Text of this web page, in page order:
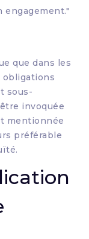
engagement."
que dans les
obligations
sous-
invoquée
mentionnée
préférable